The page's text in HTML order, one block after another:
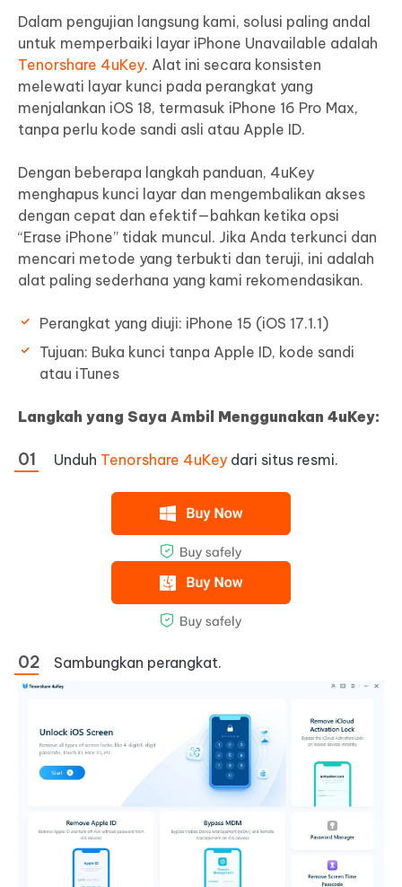
Dalam pengujian langsung kami, solusi paling andal
untuk memperbaiki layar iPhone Unavailable adalah
Tenorshare 4uKey. Alat ini secara konsisten
melewati layar kunci pada perangkat yang
menjalankan iOS 18, termasuk iPhone 16 Pro Max,
tanpa perlu kode sandi asli atau Apple ID.
Dengan beberapa langkah panduan, 4uKey
menghapus kunci layar dan mengembalikan akses
dengan cepat dan efektif—bahkan ketika opsi
“Erase iPhone” tidak muncul. Jika Anda terkunci dan
mencari metode yang terbukti dan teruji, ini adalah
alat paling sederhana yang kami rekomendasikan.
Perangkat yang diuji: iPhone 15 (iOS 17.1.1)
Tujuan: Buka kunci tanpa Apple ID, kode sandi
atau iTunes
Langkah yang Saya Ambil Menggunakan 4uKey:
Unduh Tenorshare 4uKey dari situs resmi.
Sambungkan perangkat.